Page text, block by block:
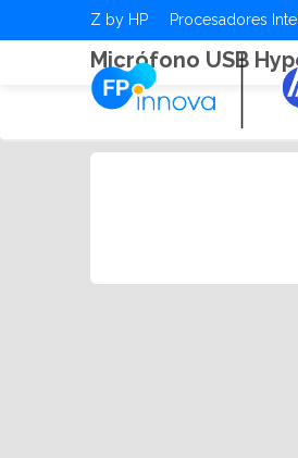
Z by HP Procesadores Intel
Micrófono USB